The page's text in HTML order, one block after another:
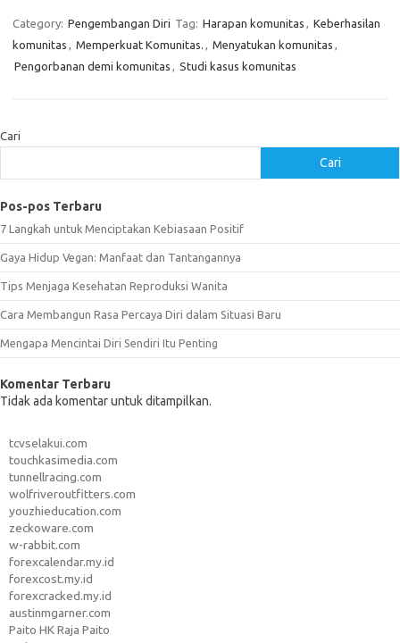
Category: Pengembangan Diri Tag: Harapan komunitas , Keberhasilan
komunitas , Memperkuat Komunitas. , Menyatukan komunitas ,
Pengorbanan demi komunitas , Studi kasus komunitas
Cari
Cari
Pos-pos Terbaru
7 Langkah untuk Menciptakan Kebiasaan Positif
Gaya Hidup Vegan: Manfaat dan Tantangannya
Tips Menjaga Kesehatan Reproduksi Wanita
Cara Membangun Rasa Percaya Diri dalam Situasi Baru
Mengapa Mencintai Diri Sendiri Itu Penting
Komentar Terbaru
Tidak ada komentar untuk ditampilkan.
tcvselakui.com
touchkasimedia.com
tunnellracing.com
wolfriveroutfitters.com
youzhieducation.com
zeckoware.com
w-rabbit.com
forexcalendar.my.id
forexcost.my.id
forexcracked.my.id
austinmgarner.com
Paito HK Raja Paito